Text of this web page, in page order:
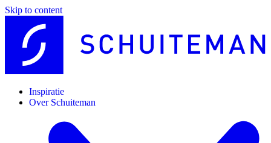
Skip to content
Inspiratie
Over Schuiteman